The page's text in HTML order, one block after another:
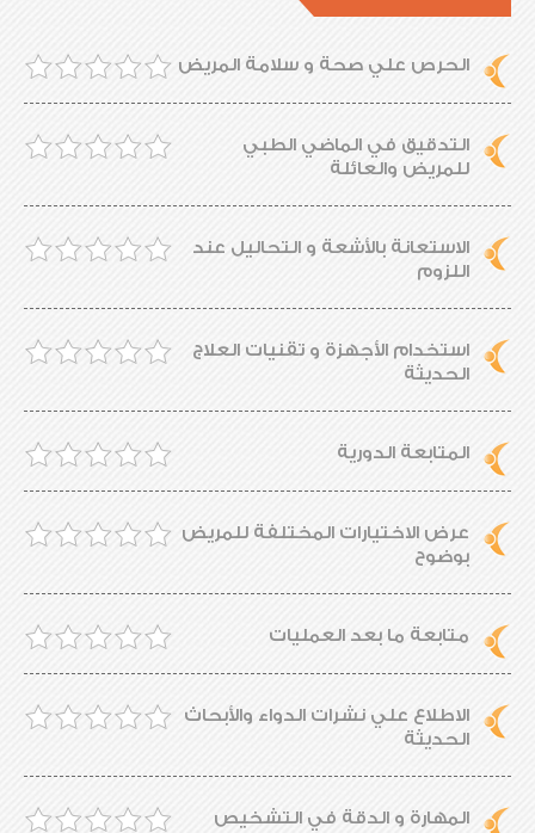
الحرص علي صحة و سلامة المريض
التدقيق في الماضي الطبي
للمريض والعائلة
الاستعانة بالأشعة و التحاليل عند
اللزوم
استخدام الأجهزة و تقنيات العلاج
الحديثة
المتابعة الدورية
عرض الاختيارات المختلفة للمريض
بوضوح
متابعة ما بعد العمليات
الاطلاع علي نشرات الدواء والأبحاث
الحديثة
المهارة و الدقة في التشخيص